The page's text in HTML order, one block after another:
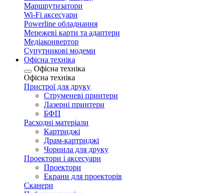
Маршрутизатори
Wi-Fi аксесуари
Рowerline обладнання
Мережеві карти та адаптери
Медіаконвертор
Супутникові модеми
Офісна техніка
Офісна техніка
Офісна техніка
Пристрої для друку
Струменеві принтери
Лазерні принтери
БФП
Расходні матеріали
Картриджі
Драм-картриджі
Чорнила для друку
Проектори і аксесуари
Проектори
Екрани для проекторів
Сканери